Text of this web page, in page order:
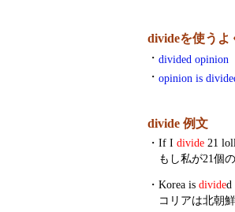
divideを使うよ
・ divided opinion
・ opinion is
divide 例文
・ If I divide 21
もし私が21個
・ Korea is divided
コリアは北朝